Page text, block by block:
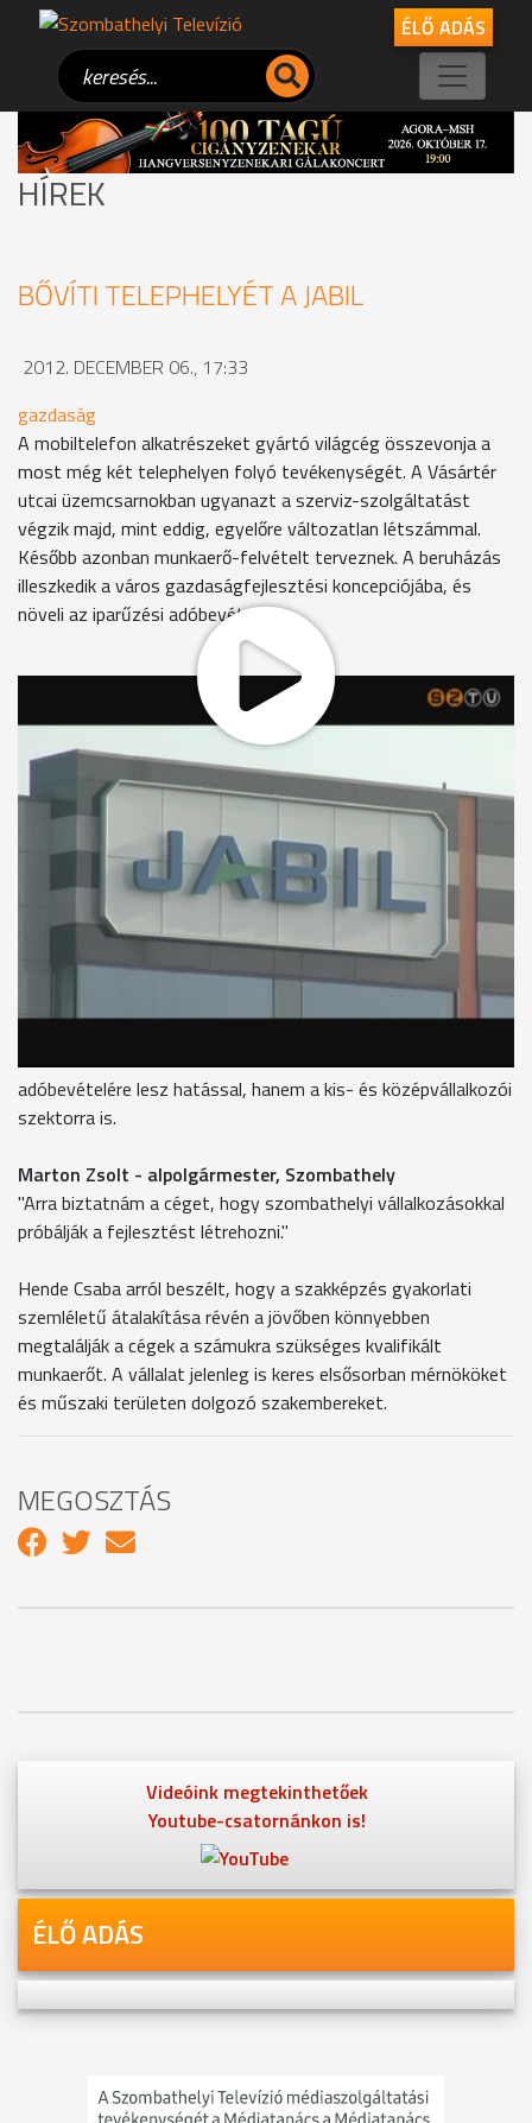
ÉLŐ ADÁS
HÍREK
BŐVÍTI TELEPHELYÉT A JABIL
2012. DECEMBER 06., 17:33
gazdaság
A mobiltelefon alkatrészeket gyártó világcég összevonja a
most még két telephelyen folyó tevékenységét. A Vásártér
utcai üzemcsarnokban ugyanazt a szerviz-szolgáltatást
végzik majd, mint eddig, egyelőre változatlan létszámmal.
Később azonban munkaerő-felvételt terveznek. A beruházás
illeszkedik a város gazdaságfejlesztési koncepciójába, és
növeli az iparűzési adóbevételt.
A Jabil egyike az öt legnagyobb foglalkoztatónak
Szombathelyen, jelenleg 1100 dolgozója van. A cég most
még két telephelyet működtet a városban, hamarosan
azonban minden tevékenységét a Vásártér utcai csarnokban
végzi majd. Az összevonáshoz bővíteni kell. Az új
üzemcsarnok alapkőletételét februárra tervezik.
Pajor Attila - ügyvezető igazgató, Jabil Magyarország Kft.
"Ez egy 8000 m2-es bővítés ........... egy épületbe."
A fejlesztést saját forrásból valósítja meg a vállalat, de
adóbevételére lesz hatással, hanem a kis- és középvállalkozói
szektorra is.
Marton Zsolt - alpolgármester, Szombathely
"Arra biztatnám a céget, hogy szombathelyi vállalkozásokkal
próbálják a fejlesztést létrehozni."
Hende Csaba arról beszélt, hogy a szakképzés gyakorlati
szemléletű átalakítása révén a jövőben könnyebben
megtalálják a cégek a számukra szükséges kvalifikált
munkaerőt. A vállalat jelenleg is keres elsősorban mérnököket
és műszaki területen dolgozó szakembereket.
MEGOSZTÁS
Videóink megtekinthetőek
Youtube-csatornánkon is!
ÉLŐ ADÁS